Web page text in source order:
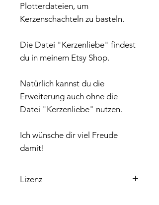
Plotterdateien, um
Kerzenschachteln zu basteln.
Die Datei "Kerzenliebe" findest
du in meinem Etsy Shop.
Natürlich kannst du die
Erweiterung auch ohne die
Datei "Kerzenliebe" nutzen.
Ich wünsche dir viel Freude
damit!
Lizenz